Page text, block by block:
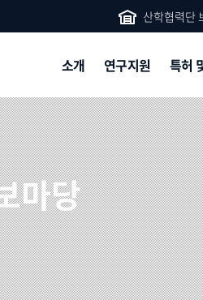
산학협력단
소개
단장 인사말
설립목적
연혁
조직도
산
외
통계
찾아오시는 길
연구지원
연구과제 공모
특허
보
기
산
가
공
기
마당